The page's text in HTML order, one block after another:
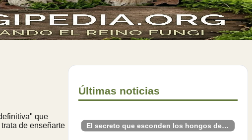
que
de enseñarte
Últimas noticias
El secreto que esconden los hongos después de la lluvia